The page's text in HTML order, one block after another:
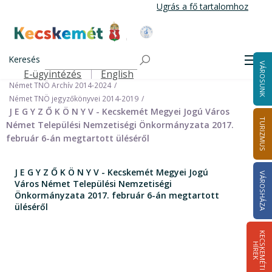
tartalomra
Ugrás a fő tartalomhoz
Kecskemét Város Honlapja
Keresés
Felső navigáció
E-ügyintézés English VÁROSUNK
TURIZMUS
VÁROSHÁZA
K
E
C
S
K
E
M
É
T
I
HÍ
R
E
K
Önkormányzat
Nemzetiségi Önkormányzatok
Német Települési Nemzetiségi Önkormányzat
Német TNÖ Archív 2014-2024
Német TNÖ jegyzőkönyvei 2014-2019
J E G Y Z Ő K Ö N Y V - Kecskemét Megyei Jogú Város
Német Települési Nemzetiségi Önkormányzata 2017.
február 6-án megtartott üléséről
J E G Y Z Ő K Ö N Y V - Kecskemét Megyei Jogú
Város Német Települési Nemzetiségi
Önkormányzata 2017. február 6-án megtartott
üléséről